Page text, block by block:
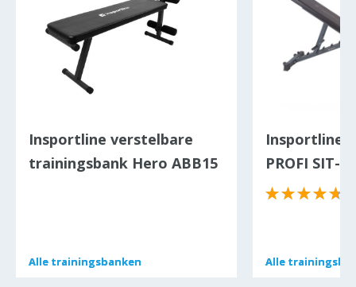
Insportline verstelbare
trainingsbank Hero ABB15
Alle trainingsbanken
Alle trainingsbanken
Insportline
PROFI SIT-
Alle
Alle